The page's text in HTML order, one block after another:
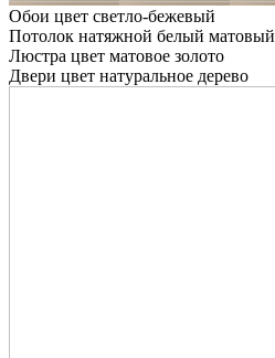
Обои цвет светло-бежевый
Потолок натяжной белый матовый
Люстра цвет матовое золото
Двери цвет натуральное дерево